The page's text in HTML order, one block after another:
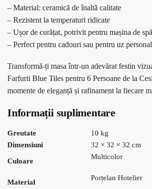
– Material: ceramică de înaltă calitate
– Rezistent la temperaturi ridicate
– Ușor de curățat, potrivit pentru mașina de
– Perfect pentru cadouri sau pentru uz personal
Transformă-ți masa într-un adevărat festin
Farfurii Blue Tiles pentru 6 Persoane de la
momente de eleganță și rafinament la fiecare
Informații suplimentare
Greutate
10 kg
Dimensiuni
32 × 32 × 32 cm
Culoare
Multicolor
Material
Porțelan Hotelier